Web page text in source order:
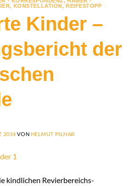
, KONSTELLATION, REIFESTOPP
Kinder –
der
2014VON HELMUT PILHAR
kindlichen Revierbereichs-